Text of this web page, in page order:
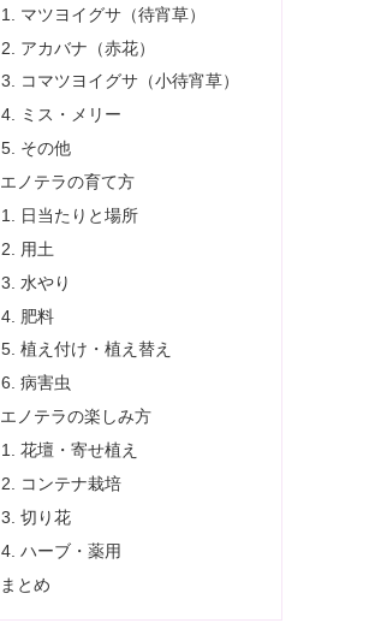
マツヨイグサ（待宵草）
アカバナ（赤花）
コマツヨイグサ（小待宵草）
ミス・メリー
その他
エノテラの育て方
日当たりと場所
用土
水やり
肥料
植え付け・植え替え
病害虫
エノテラの楽しみ方
花壇・寄せ植え
コンテナ栽培
切り花
ハーブ・薬用
まとめ